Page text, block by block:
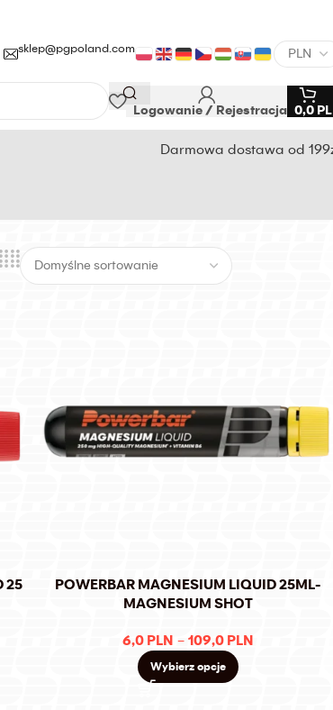
sklep@pgpoland.com
Logowanie / Rejestracja 0,0
Darmowa dostawa od
25
POWERBAR MAGNESIUM LIQUID 25ML-
MAGNESIUM SHOT
6,0 PLN – 109,0 PLN
Wybierz opcje